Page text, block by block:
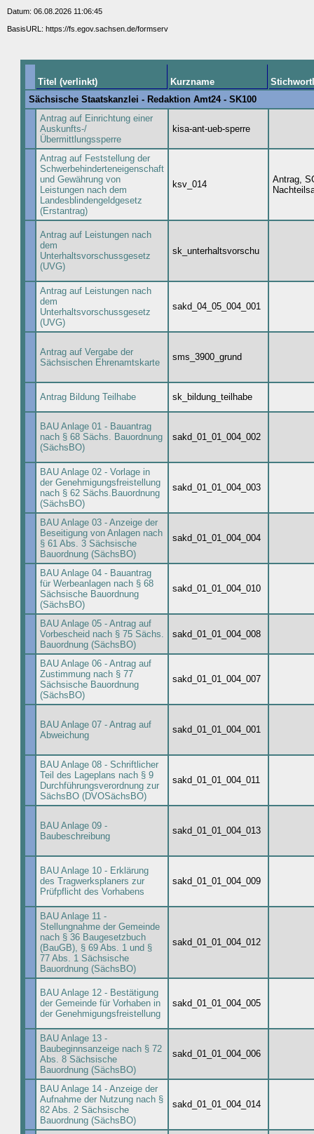
Datum: 06.08.2026 11:06:45
BasisURL: https://fs.egov.sachsen.de/formserv
Titel (verlinkt) Kurzname
Sächsische Staatskanzlei - Redaktion Amt24 - SK100
Antrag auf Einrichtung einer
Auskunfts-/
Übermittlungssperre
kisa-ant-ueb-sperre
Antrag auf Feststellung der
Schwerbehinderteneigenschaft
und Gewährung von
Leistungen nach dem
Landesblindengeldgesetz
(Erstantrag)
ksv_014
Antrag,
Antrag auf Leistungen nach
dem
Unterhaltsvorschussgesetz
(UVG)
sk_unterhaltsvorschu
Antrag auf Leistungen nach
dem
Unterhaltsvorschussgesetz
(UVG)
sakd_04_05_004_001
Antrag auf Vergabe der
Sächsischen Ehrenamtskarte
sms_3900_grund
Antrag Bildung Teilhabe sk_bildung_teilhabe
BAU Anlage 01 - Bauantrag
nach § 68 Sächs. Bauordnung
(SächsBO)
sakd_01_01_004_002
BAU Anlage 02 - Vorlage in
der Genehmigungsfreistellung
nach § 62 Sächs.Bauordnung
(SächsBO)
sakd_01_01_004_003
BAU Anlage 03 - Anzeige der
Beseitigung von Anlagen nach
§ 61 Abs. 3 Sächsische
Bauordnung (SächsBO)
sakd_01_01_004_004
BAU Anlage 04 - Bauantrag
für Werbeanlagen nach § 68
Sächsische Bauordnung
(SächsBO)
sakd_01_01_004_010
BAU Anlage 05 - Antrag auf
Vorbescheid nach § 75 Sächs.
Bauordnung (SächsBO)
sakd_01_01_004_008
BAU Anlage 06 - Antrag auf
Zustimmung nach § 77
Sächsische Bauordnung
(SächsBO)
sakd_01_01_004_007
BAU Anlage 07 - Antrag auf
Abweichung
sakd_01_01_004_001
BAU Anlage 08 - Schriftlicher
Teil des Lageplans nach § 9
Durchführungsverordnung zur
SächsBO (DVOSächsBO)
sakd_01_01_004_011
BAU Anlage 09 -
Baubeschreibung
sakd_01_01_004_013
BAU Anlage 10 - Erklärung
des Tragwerksplaners zur
Prüfpflicht des Vorhabens
sakd_01_01_004_009
BAU Anlage 11 -
Stellungnahme der Gemeinde
nach § 36 Baugesetzbuch
(BauGB), § 69 Abs. 1 und §
77 Abs. 1 Sächsische
Bauordnung (SächsBO)
sakd_01_01_004_012
BAU Anlage 12 - Bestätigung
der Gemeinde für Vorhaben in
der Genehmigungsfreistellung
sakd_01_01_004_005
BAU Anlage 13 -
Baubeginnsanzeige nach § 72
Abs. 8 Sächsische
Bauordnung (SächsBO)
sakd_01_01_004_006
BAU Anlage 14 - Anzeige der
Aufnahme der Nutzung nach §
82 Abs. 2 Sächsische
Bauordnung (SächsBO)
sakd_01_01_004_014